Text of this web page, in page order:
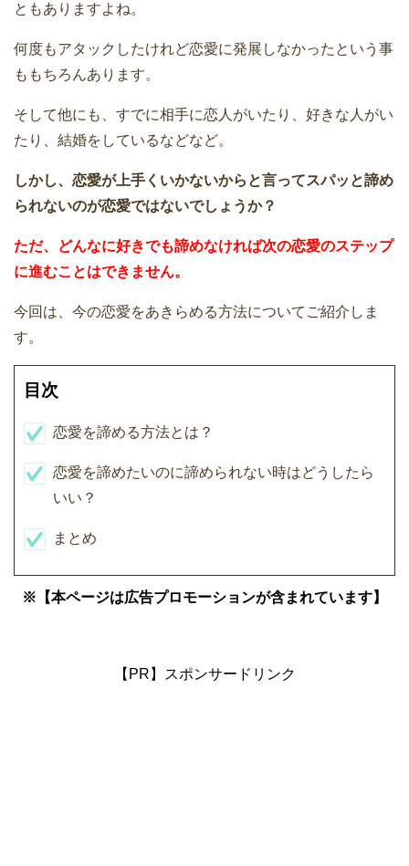
ともありますよね。
何度もアタックしたけれど恋愛に発展しなかったという事
ももちろんあります。
そして他にも、すでに相手に恋人がいたり、好きな人がい
たり、結婚をしているなどなど。
しかし、恋愛が上手くいかないからと言ってスパッと諦め
られないのが恋愛ではないでしょうか？
ただ、どんなに好きでも諦めなければ次の恋愛のステップ
に進むことはできません。
今回は、今の恋愛をあきらめる方法についてご紹介しま
す。
目次
恋愛を諦める方法とは？
恋愛を諦めたいのに諦められない時はどうしたら
いい？
まとめ
※【本ページは広告プロモーションが含まれています】
【PR】スポンサードリンク